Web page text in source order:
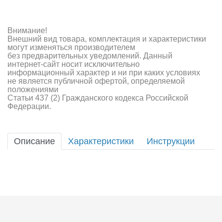
Внимание!
Внешний вид товара, комплектация и характеристики
могут изменяться производителем
без предварительных уведомлений. Данный
интернет-сайт носит исключительно
информационный характер и ни при каких условиях
не является публичной офертой, определяемой
положениями
Статьи 437 (2) Гражданского кодекса Российской
Федерации.
Описание Характеристики Инструкции